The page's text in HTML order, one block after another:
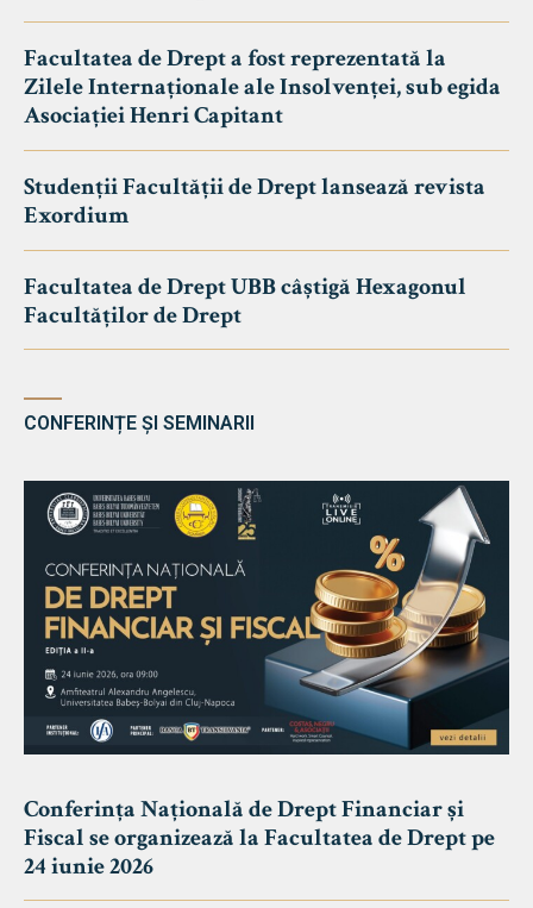
Facultatea de Drept a fost reprezentată la
Zilele Internaționale ale Insolvenței, sub egida
Asociației Henri Capitant
Studenții Facultății de Drept lansează revista
Exordium
Facultatea de Drept UBB câștigă Hexagonul
Facultăților de Drept
CONFERINȚE ȘI SEMINARII
Conferința Națională de Drept Financiar și
Fiscal se organizează la Facultatea de Drept pe
24 iunie 2026